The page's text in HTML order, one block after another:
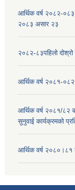
आर्थिक वर्ष २०८२-०८३
२०८३ असार २३
२०८२-८३पहिलो
आर्थिक वर्ष २०८१-०८२
आर्थिक वर्ष २०८१/८२
सुनुवाई कार्यक्रमको
आर्थिक वर्ष २०८०।८१